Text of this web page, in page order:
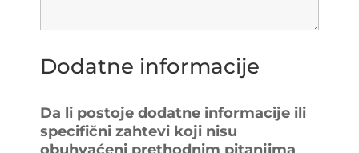
Dodatne informacije
Da li postoje dodatne informacije ili
specifični zahtevi koji nisu